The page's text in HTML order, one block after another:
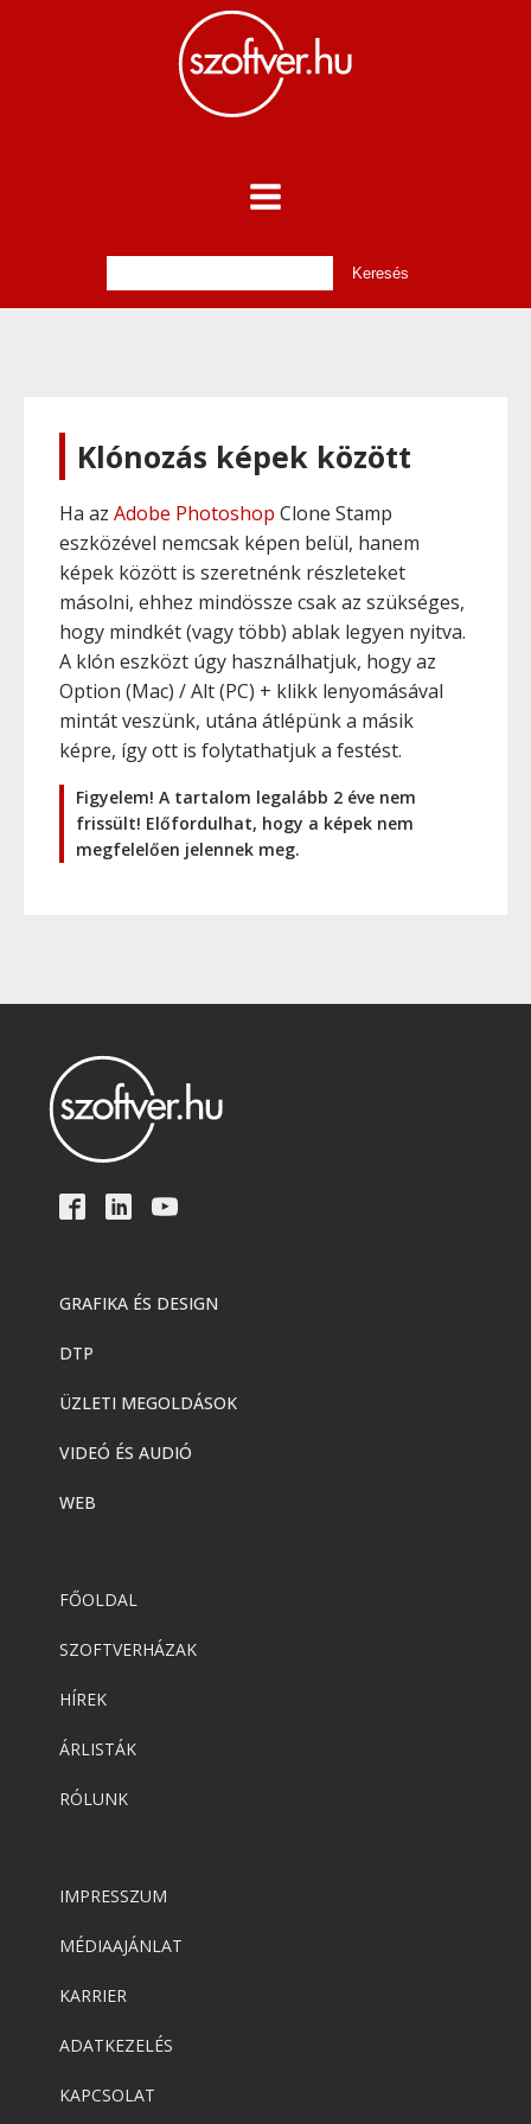
Klónozás képek között
Ha az Adobe Photoshop Clone Stamp
eszközével nemcsak képen belül, hanem
képek között is szeretnénk részleteket
másolni, ehhez mindössze csak az szükséges,
hogy mindkét (vagy több) ablak legyen nyitva.
A klón eszközt úgy használhatjuk, hogy az
Option (Mac) /Alt(PC) + klikk lenyomásával
mintát veszünk, utána átlépünk a másik
képre, így ott is folytathatjuk a festést.
Figyelem! A tartalom legalább 2 éve nem
frissült! Előfordulhat, hogy a képek nem
megfelelően jelennek meg.
GRAFIKA ÉS DESIGN
DTP
ÜZLETI MEGOLDÁSOK
VIDEÓ ÉS AUDIÓ
WEB
FŐOLDAL
SZOFTVERHÁZAK
HÍREK
ÁRLISTÁK
RÓLUNK
IMPRESSZUM
MÉDIAAJÁNLAT
KARRIER
ADATKEZELÉS
KAPCSOLAT